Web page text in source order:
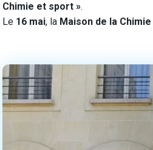
Chimie et sport ».
Le 16 mai, la Maison de la Chimie